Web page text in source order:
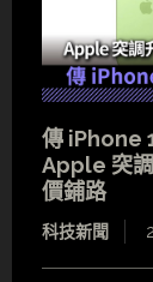
傳 iPhone
Apple 突
價鋪路
科技新聞